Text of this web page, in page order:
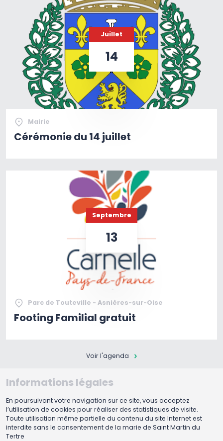
Juillet
14
Mairie
Cérémonie du 14 juillet
Septembre
13
Parc de Touteville - Asnières-sur-Oise
Footing Familial gratuit
Voir l'agenda
Informations légales
En poursuivant votre navigation sur ce site, vous acceptez
l’utilisation de cookies pour réaliser des statistiques de visite.
Toute utilisation même partielle du contenu du site Internet est
interdite sans le consentement de la marie de Saint Martin du
Tertre